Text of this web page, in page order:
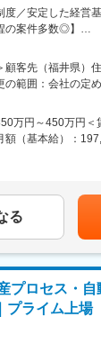
スタイルは、あな
た分野・勤務地で
スキルを身に付け
術を身につけること
しています。
ャリアパスが描け
トソーシングの進
げ、ヒューマンリ
題解決に共に取り
てまいりました。
て位置付ける「人
適材適所で「人」
叶え、その潜在能
し、お客様の発展
度／安定した経営
の案件多数◎】
ス)に関する生産技
設計
～キャリアUP支援
ご本人の強みを更
ただきます。ベテ
。
加味してキャリア
り多くの給料UPも
力：
時には「FOR
顧客先（福井県）
の範囲：会社の定
万円～450万円
額（基本給）：
：年1回（2月）・
3.00ヶ月分賃金は
下する可能性があ
。
る
プロセス・
プライム上場